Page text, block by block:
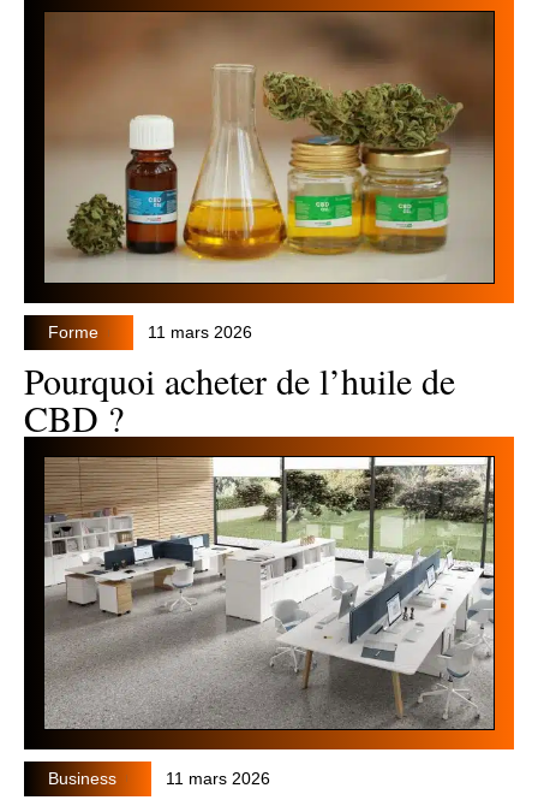
Forme 11 mars 2026
Pourquoi acheter de l’huile de
CBD ?
Business 11 mars 2026